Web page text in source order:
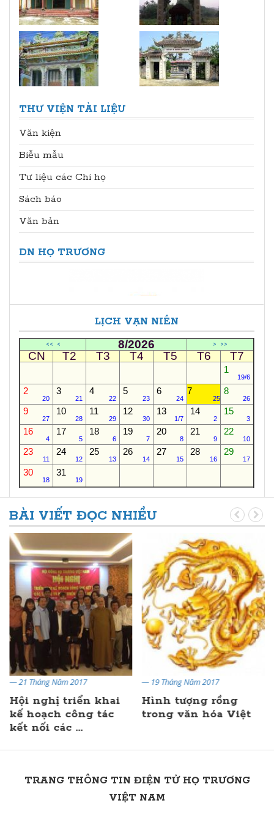
THƯ VIỆN TÀI LIỆU
Văn kiện
Biễu mẫu
Tư liệu các Chi họ
Sách báo
Văn bản
DN HỌ TRƯƠNG
LỊCH VẠN NIÊN
<< < 8/2026 > >>
CN T2 T3 T4 T5 T6 T7
1
19/6
2
20
3
21
4
22
5
23
6
24
7
25
8
26
9
27
10
28
11
29
12
30
13
1/7
14
2
15
3
16
4
17
5
18
6
19
7
20
8
21
9
22
10
23
11
24
12
25
13
26
14
27
15
28
16
29
17
30
18
31
19
BÀI VIẾT ĐỌC NHIỀU
— 21 Tháng Năm 2017
Hội nghị triển khai
kế hoạch công tác
kết nối các ...
— 19 Tháng Năm 2017
Hình tượng rồng
trong văn hóa Việt
TRANG THÔNG TIN ĐIỆN TỬ HỌ TRƯƠNG
VIỆT NAM